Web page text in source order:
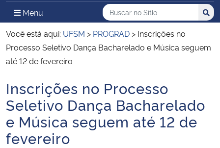
Ministério da Defesa
Ministério das Relações Exteriores
Ministério da Economia
Ministério da Infraestrutura
Ministério da Agricultura, Pecuária e Abastecimento
Ministério da Educação
Menu Menu Principal do Sítio
Busca
Buscar no no Sítio
Busca:
Você está aqui: UFSM > PROGRAD > Inscrições no
Processo Seletivo Dança Bacharelado e Música seguem
até 12 de fevereiro
Início do conteúdo
Inscrições no Processo
Seletivo Dança Bacharelado
e Música seguem até 12 de
fevereiro